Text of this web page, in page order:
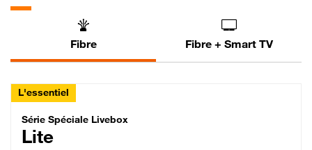
Fibre Fibre + Smart TV
L'essentiel
Série Spéciale Livebox Lite Fibre
Série Spéciale Livebox
Lite